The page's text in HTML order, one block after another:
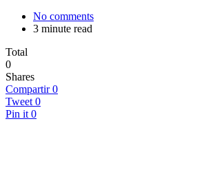
No comments
3 minute read
Total
0
Shares
Compartir 0
Tweet 0
Pin it 0